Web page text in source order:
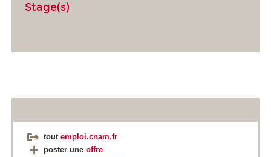
Stage(s)
tout emploi.cnam.fr
poster une offre